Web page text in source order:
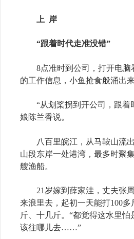
上 岸
“跟着时代走准没错”
8点准时到公司，打开电脑
的工作信息，小鱼抢食般涌出来
“从划桨拐到开公司，跟着
娘陈兰香说。
八百里皖江，从马鞍山流出
山段东岸一处港湾，最多时聚
艘渔船。
21岁嫁到薛家洼，丈夫张周
来浪里去，起初一天能打100
斤、十几斤。“都觉得这水里怕
该往哪儿去……”